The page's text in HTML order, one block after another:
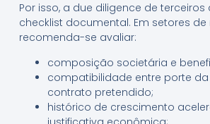
Por isso, a due diligence de
checklist documental. Em setores
recomenda-se avaliar:
composição societária e
compatibilidade entre porte
contrato pretendido;
histórico de crescimento